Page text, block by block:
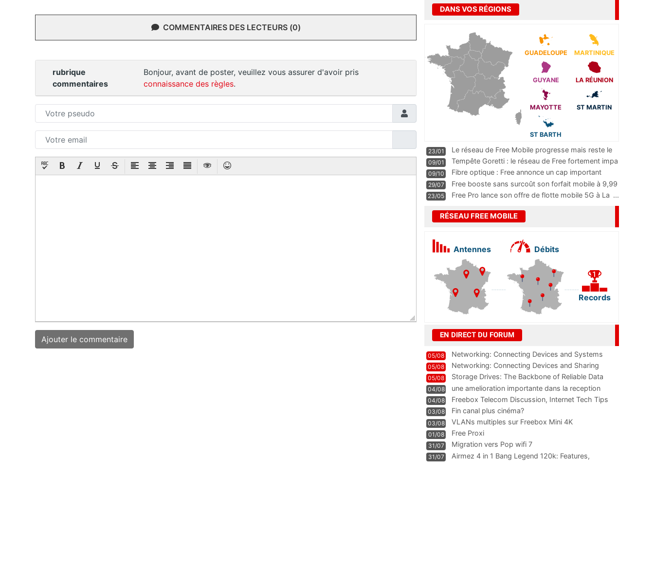
COMMENTAIRES DES LECTEURS (0)
rubrique
commentaires
Bonjour, avant de poster, veuillez vous assurer d'avoir pris
connaissance des règles.
DANS VOS RÉGIONS
GUADELOUPE MARTINIQUE
GUYANE LA RÉUNION
MAYOTTE ST MARTIN
ST BARTH
23/01
Le réseau de Free Mobile progresse mais reste le
m
...
09/01
Tempête Goretti : le réseau de Free fortement impa
09/10
Fibre optique : Free annonce un cap important
pass
...
29/07
Free booste sans surcoût son forfait mobile à 9,99
23/05 Free Pro lance son offre de flotte mobile 5G à La ...
RÉSEAU FREE MOBILE
Antennes Débits
Records
EN DIRECT DU FORUM
05/08 Networking: Connecting Devices and Systems
05/08
Networking: Connecting Devices and Sharing
Information
05/08
Storage Drives: The Backbone of Reliable Data
Management
04/08
une amelioration importante dans la reception
WIFI
04/08
Freebox Telecom Discussion, Internet Tech Tips
Communi
03/08 Fin canal plus cinéma?
03/08 VLANs multiples sur Freebox Mini 4K
01/08 Free Proxi
31/07 Migration vers Pop wifi 7
31/07
Airmez 4 in 1 Bang Legend 120k: Features,